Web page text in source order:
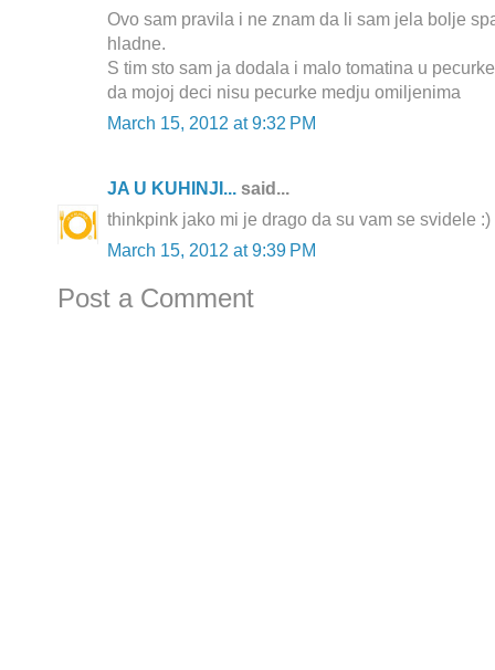
Ovo sam pravila i ne znam da li sam jela bolje
hladne.
S tim sto sam ja dodala i malo tomatina u
da mojoj deci nisu pecurke medju omiljenima
March 15, 2012 at 9:32 PM
JA U KUHINJI... said...
thinkpink jako mi je drago da su vam se svidele :)
March 15, 2012 at 9:39 PM
Post a Comment